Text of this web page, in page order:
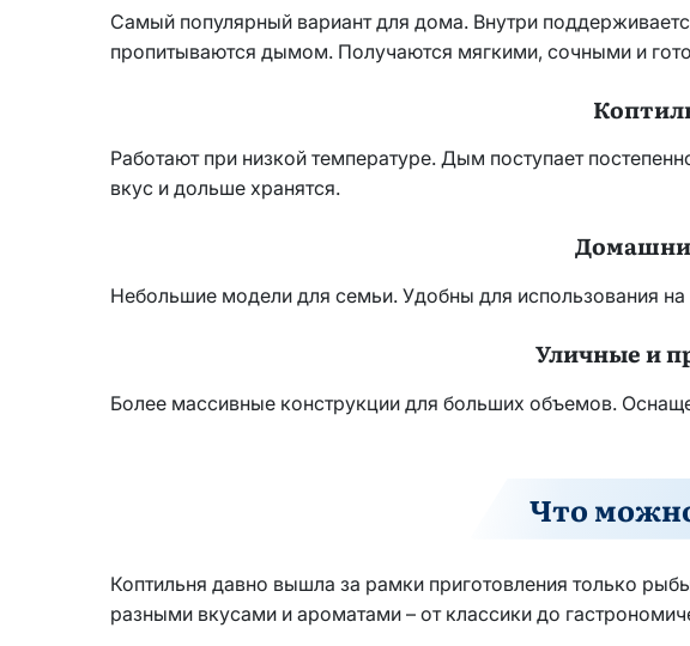
Самый популярный вариант для дома. Внутри
пропитываются дымом. Получаются мягкими, сочными и
Работают при низкой температуре. Дым поступает
вкус и дольше хранятся.
Небольшие модели для семьи. Удобны для использования
Уличные и
Более массивные конструкции для больших объемов.
Что
Коптильня давно вышла за рамки приготовления только
разными вкусами и ароматами – от классики до